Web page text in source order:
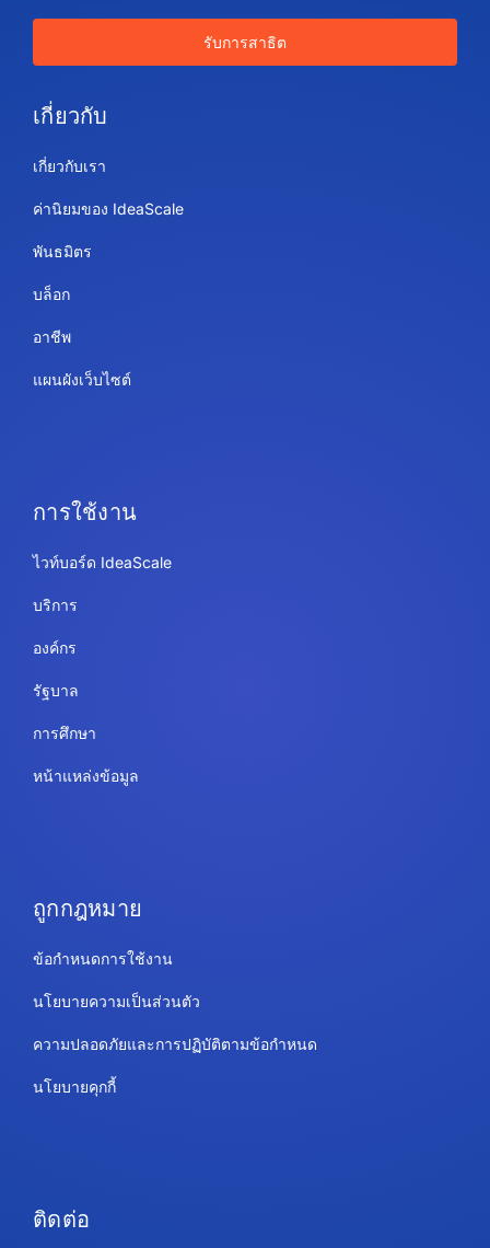
รับการสาธิต
เกี่ยวกับ
เกี่ยวกับเรา
ค่านิยมของ IdeaScale
พันธมิตร
บล็อก
อาชีพ
แผนผังเว็บไซต์
การใช้งาน
ไวท์บอร์ด IdeaScale
บริการ
องค์กร
รัฐบาล
การศึกษา
หน้าแหล่งข้อมูล
ถูกกฎหมาย
ข้อกำหนดการใช้งาน
นโยบายความเป็นส่วนตัว
ความปลอดภัยและการปฏิบัติตามข้อกำหนด
นโยบายคุกกี้
ติดต่อ